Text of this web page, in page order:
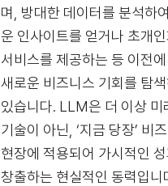
며
, 방대한 데이터를 분석하
운 인사이트를 얻거나 초개
서비스를 제공하는 등 이전
새로운 비즈니스 기회를 탐색
있습니다. LLM은 더 이상 미
기술이 아닌, ‘지금 당장’ 비
현장에 적용되어 가시적인
창출하는 현실적인 동력입니